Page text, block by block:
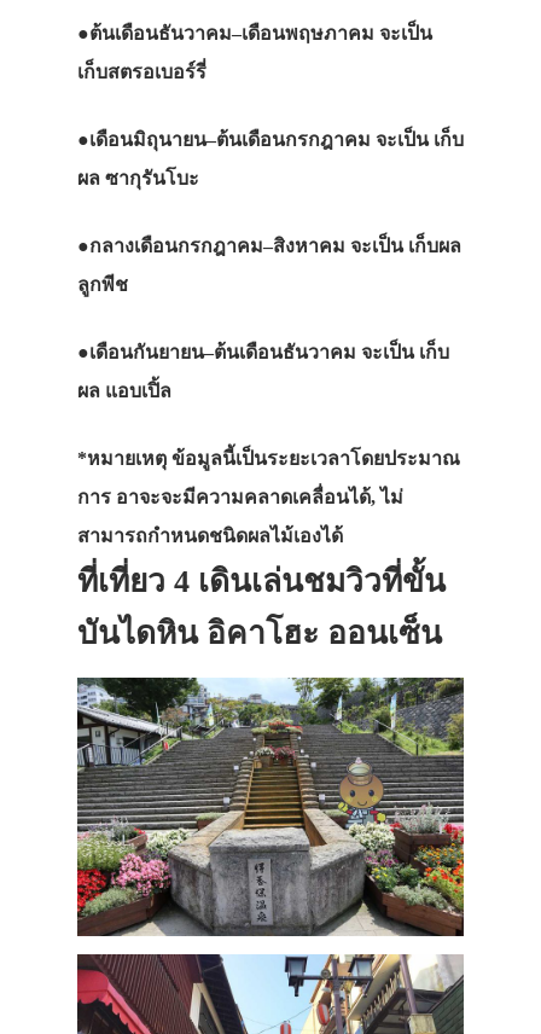
●ต้นเดือนธันวาคม–เดือนพฤษภาคม จะเป็น
เก็บสตรอเบอร์รี่
●เดือนมิถุนายน–ต้นเดือนกรกฎาคม จะเป็น เก็บ
ผล ซากุรันโบะ
●กลางเดือนกรกฎาคม–สิงหาคม จะเป็น เก็บผล
ลูกพีช
●เดือนกันยายน–ต้นเดือนธันวาคม จะเป็น เก็บ
ผล แอบเปิ้ล
*หมายเหตุ ข้อมูลนี้เป็นระยะเวลาโดยประมาณ
การ อาจะจะมีความคลาดเคลื่อนได้,ไม่
สามารถกำหนดชนิดผลไม้เองได้
ที่เที่ยว 4 เดินเล่นชมวิวที่ขั้น
บันไดหิน อิคาโฮะ ออนเซ็น